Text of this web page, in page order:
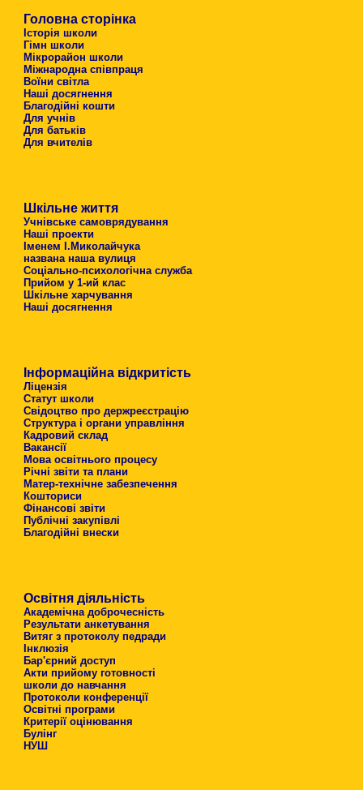
Головна сторінка
Історія школи
Гімн школи
Мікрорайон школи
Міжнародна співпраця
Воїни світла
Наші досягнення
Благодійні кошти
Для учнів
Для батьків
Для вчителів
Шкільне життя
Учнівське самоврядування
Наші проекти
Іменем І.Миколайчука
названа наша вулиця
Соціально-психологічна служба
Прийом у 1-ий клас
Шкільне харчування
Наші досягнення
Інформаційна відкритість
Ліцензія
Статут школи
Свідоцтво про держреєстрацію
Структура і органи управління
Кадровий склад
Вакансії
Мова освітнього процесу
Річні звіти та плани
Матер-технічне забезпечення
Кошториси
Фінансові звіти
Публічні закупівлі
Благодійні внески
Освітня діяльність
Академічна доброчесність
Результати анкетування
Витяг з протоколу педради
Інклюзія
Бар'єрний доступ
Акти прийому готовності
школи до навчання
Протоколи конференції
Освітні програми
Критерії оцінювання
Булінг
НУШ